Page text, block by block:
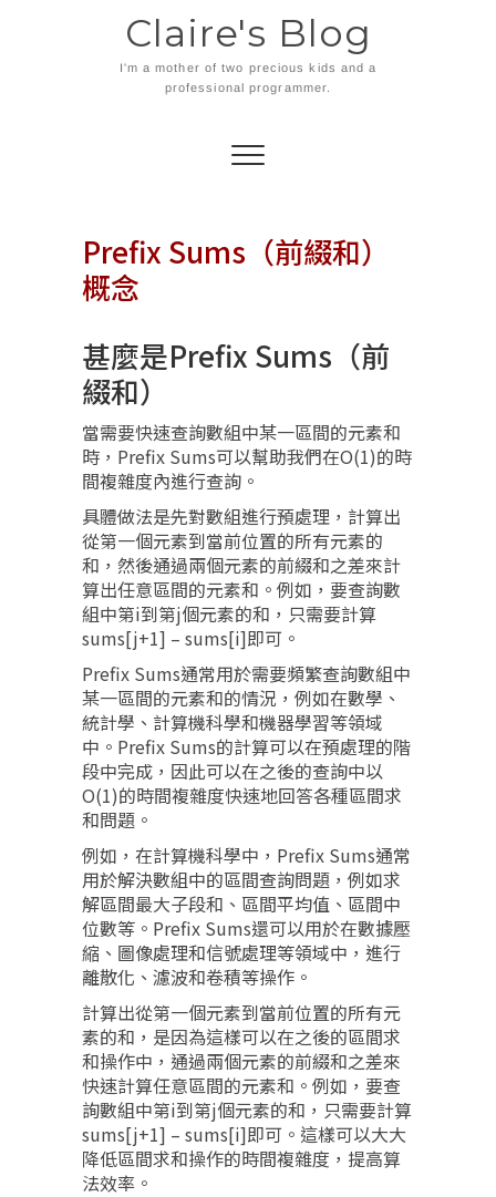
Claire's Blog
I'm a mother of two precious kids and a
professional programmer.
Prefix Sums（前綴和）
概念
甚麼是Prefix Sums（前
綴和）
當需要快速查詢數組中某一區間的元素和
時，Prefix Sums可以幫助我們在O(1)的時
間複雜度內進行查詢。
具體做法是先對數組進行預處理，計算出
從第一個元素到當前位置的所有元素的
和，然後通過兩個元素的前綴和之差來計
算出任意區間的元素和。例如，要查詢數
組中第i到第j個元素的和，只需要計算
sums[j+1] – sums[i]即可。
Prefix Sums通常用於需要頻繁查詢數組中
某一區間的元素和的情況，例如在數學、
統計學、計算機科學和機器學習等領域
中。Prefix Sums的計算可以在預處理的階
段中完成，因此可以在之後的查詢中以
O(1)的時間複雜度快速地回答各種區間求
和問題。
例如，在計算機科學中，Prefix Sums通常
用於解決數組中的區間查詢問題，例如求
解區間最大子段和、區間平均值、區間中
位數等。Prefix Sums還可以用於在數據壓
縮、圖像處理和信號處理等領域中，進行
離散化、濾波和卷積等操作。
計算出從第一個元素到當前位置的所有元
素的和，是因為這樣可以在之後的區間求
和操作中，通過兩個元素的前綴和之差來
快速計算任意區間的元素和。例如，要查
詢數組中第i到第j個元素的和，只需要計算
sums[j+1] – sums[i]即可。這樣可以大大
降低區間求和操作的時間複雜度，提高算
法效率。